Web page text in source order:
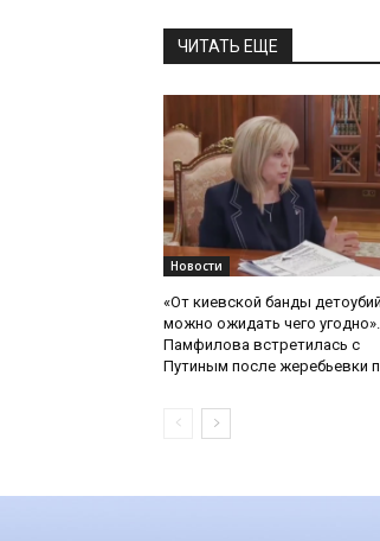
ЧИТАТЬ ЕЩЕ
Новости
«От киевской банды
можно ожидать чего угодно».
Памфилова встретилась с
Путиным после жеребьевки